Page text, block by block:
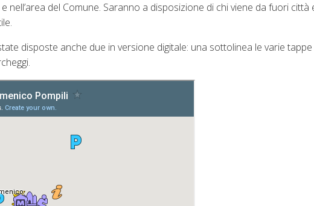
nell’area del Comune. Saranno a disposizione di chi viene da fuori
disposte anche due in versione digitale: una sottolinea le varie tappe